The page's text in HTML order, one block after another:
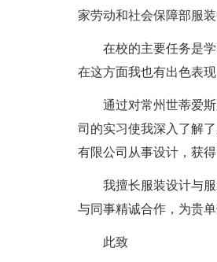
家劳动和社会保障部服
在校的主要任务是学
在这方面我也有出色表现
通过对常州世蒂爱斯
司的实习使我深入了解
有限公司从事设计，获得
我擅长服装设计与服
与同事精诚合作，为贵
此致